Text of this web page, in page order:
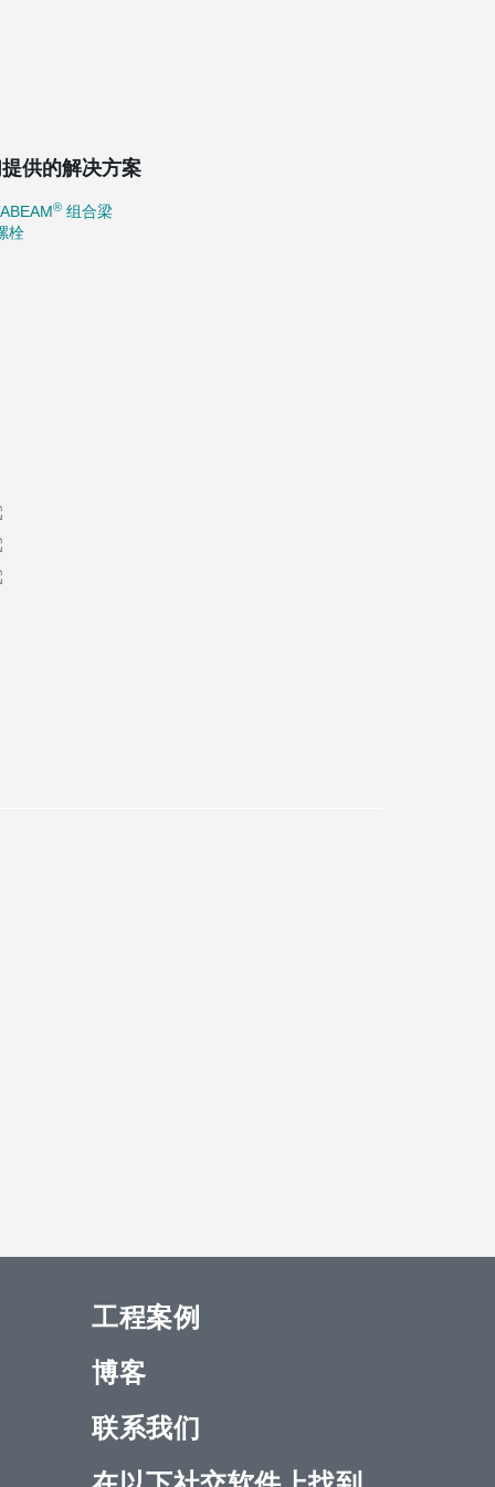
供的解决方案
® 组合梁
栓
工程案例
博客
联系我们